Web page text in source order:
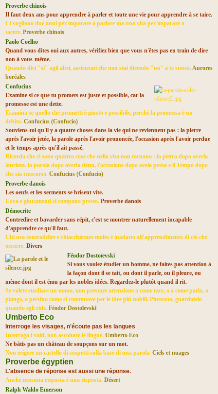
Proverbe chinois
Il faut deux ans pour apprendre à parler et toute une vie pour apprendre à se taire.
Ci vogliono due anni per imparare a parlare ma una vita per imparare a
tacere. Proverbe chinois
Paolo Coelho
Quand vous dites oui aux autres, vérifiez bien que vous n'êtes pas en train de dire
non à vous-même.
Quando dici "sì" agli altri, assicurati che non stai dicendo "no" a te stesso. Aurores
boréales
Confucius
Examine si ce que tu promets est juste et possible, car la
promesse est une dette.
Esamina se quello che prometti è giusto e possibile, perchè la promessa è un
debito. Confucius (Confucio)
Souviens-toi qu'il y a quatre choses dans la vie qui ne reviennent pas : la pierre
après l'avoir jetée, la parole après l'avoir prononcée, l'occasion après l'avoir perdue
et le temps après qu'il ait passé.
Ricorda che ci sono quattro cose che nella vita non tornano : la pietra dopo averla
lanciata. la parola dopo averla detta, l'occasione dopo avela persa e il Tempo dopo
che sia trascorso. Confucius (Confucio)
Proverbe danois
Les oeufs et les serments se brisent vite.
Uova e giuramenti si rompono presto. Proverbe danois
Démocrite
Contredire et bavarder sans répit, c'est se montrer naturellement incapable
d'apprendre ce qu'il faut.
Chi usa contraddire e chiacchierare molto è inadatto all’apprendimento di ciò che
occorre. Divers
Féodor Dostoïevski
Si vous voulez étudier un homme, ne faites pas attention à
la façon dont il se tait, ou dont il parle, ou il pleure, ou
même dont il est ému par les nobles idées. Regardez-le plutôt quand il rit.
Se volete studiare un uomo, non prestare attenzione a come tace, o a come parla, o
piange, o persino come si commuove per le idee più nobili. Piuttosto, guardatelo
quando egli ride. Féodor Dostoïevski
Umberto Eco
Interroge les visages, n'écoute pas les langues
Interroga i volti, non ascoltare le lingue. Umberto Eco
Ne bâtis pas un château de soupçons sur un mot.
Non erigere un castello di sospetti sulla base di una parola. Ciels et nuages
Proverbe égyptien
L'absence de réponse est aussi une réponse.
Anche nessuna risposta è una risposta. Désert
Ralph Waldo Emerson